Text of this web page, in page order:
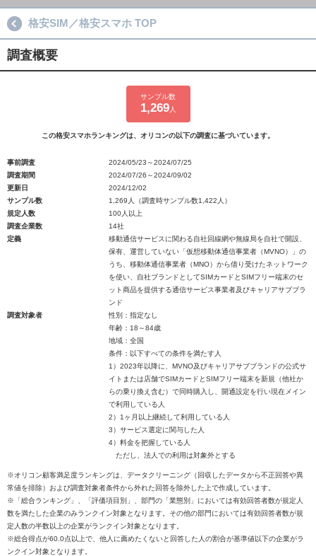
格安SIM／格安スマホ TOP
調査概要
サンプル数
1,269人
この格安スマホランキングは、オリコンの以下の調査に基づいています。
事前調査
2024/05/23～2024/07/25
調査期間
2024/07/26～2024/09/02
更新日
2024/12/02
サンプル数
1,269人（調査時サンプル数1,422人）
規定人数
100人以上
調査企業数
14社
定義
移動通信サービスに関わる自社回線網や無線局を自社で開設、
保有、運営していない「仮想移動体通信事業者（MVNO）」の
うち、移動体通信事業者（MNO）から借り受けたネットワーク
を使い、自社ブランドとしてSIMカードとSIMフリー端末のセ
ット商品を提供する通信サービス事業者及びキャリアサブブラ
ンド
調査対象者
性別：指定なし
年齢：18～84歳
地域：全国
条件：以下すべての条件を満たす人
1）2023年以降に、MVNO及びキャリアサブブランドの公式サ
イトまたは店舗でSIMカードとSIMフリー端末を新規（他社か
らの乗り換え含む）で同時購入し、開通設定を行い現在メイン
で利用している人
2）1ヶ月以上継続して利用している人
3）サービス選定に関与した人
4）料金を把握している人
ただし、法人での利用は対象外とする
※オリコン顧客満足度ランキングは、データクリーニング（回収したデータから不正回答や異
常値を排除）および調査対象者条件から外れた回答を除外した上で作成しています。
※「総合ランキング」、「評価項目別」、部門の「業態別」においては有効回答者数が規定人
数を満たした企業のみランクイン対象となります。その他の部門においては有効回答者数が規
定人数の半数以上の企業がランクイン対象となります。
※総合得点が60.0点以上で、他人に薦めたくないと回答した人の割合が基準値以下の企業がラ
ンクイン対象となります。